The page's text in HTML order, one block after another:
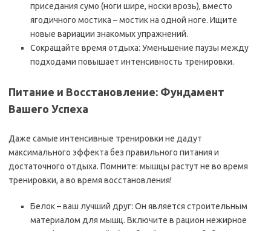
приседания сумо (ноги шире, носки врозь), вместо
ягодичного мостика – мостик на одной ноге. Ищите
новые вариации знакомых упражнений.
Сокращайте время отдыха: Уменьшение паузы между
подходами повышает интенсивность тренировки.
Питание и Восстановление: Фундамент
Вашего Успеха
Даже самые интенсивные тренировки не дадут
максимального эффекта без правильного питания и
достаточного отдыха. Помните: мышцы растут не во время
тренировки, а во время восстановления!
Белок – ваш лучший друг: Он является строительным
материалом для мышц. Включите в рацион нежирное